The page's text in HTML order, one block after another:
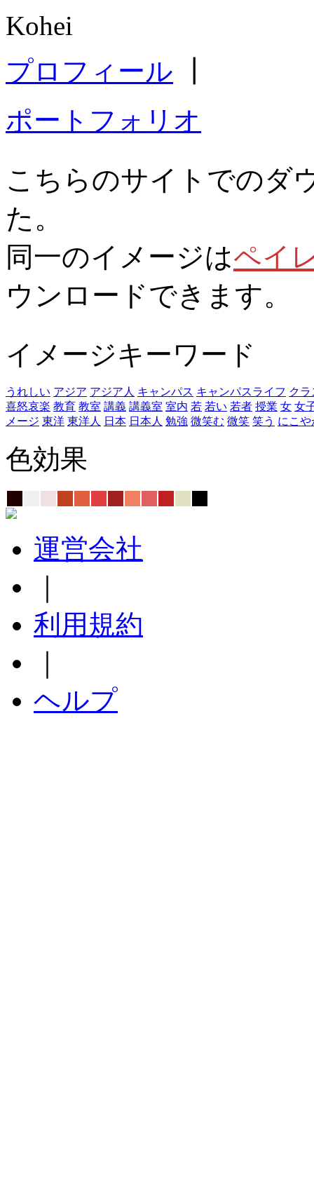
Kohei
プロフィール
ポートフォリオ
こちらのサイトでのダ
た。
同一のイメージはペイ
ウンロードできます。
イメージキーワード
うれしい アジア アジア人 キャンパス キャンパスライフ ク
喜怒哀楽 教育 教室 講義 講義室 室内 若 若い 若者 授業 女 女
メージ 東洋 東洋人 日本 日本人 勉強 微笑む 微笑 笑う にこや
色効果
運営会社
利用規約
ヘルプ